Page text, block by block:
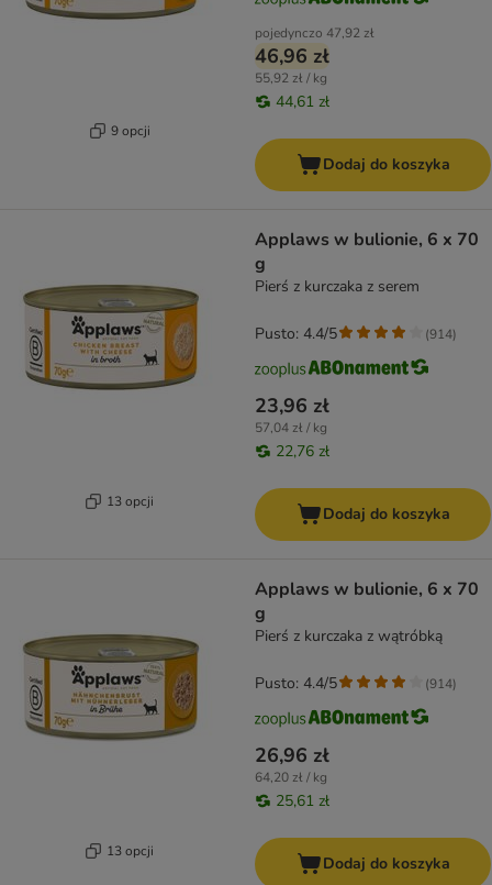
9 opcji
pojedynczo 47,92 zł
46,96 zł
55,92 zł / kg
44,61 zł
Dodaj do koszyka
13 opcji
Applaws w bulionie, 6 x 70
g
Pierś z kurczaka z serem
23,96 zł
57,04 zł / kg
22,76 zł
Pusto: 4.4/5 (914)
Dodaj do koszyka
13 opcji
Applaws w bulionie, 6 x 70
g
Pierś z kurczaka z wątróbką
26,96 zł
64,20 zł / kg
25,61 zł
Pusto: 4.4/5 (914)
Dodaj do koszyka